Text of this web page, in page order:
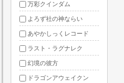
万彩クインダム
よろず社の神ならい
あやかしっくレコード
ラスト・ラグナレク
幻境の彼方
ドラゴンアウェイクン